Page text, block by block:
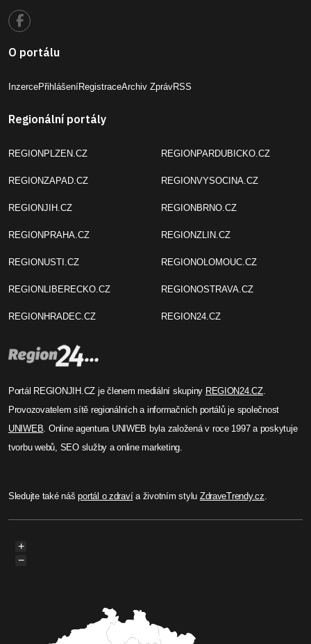
O portálu
InzercePřihlášeníRegistraceArchiv ZprávRSS
Regionální portály
REGIONPLZEN.CZ
REGIONZAPAD.CZ
REGIONJIH.CZ
REGIONPRAHA.CZ
REGIONUSTI.CZ
REGIONLIBERECKO.CZ
REGIONHRADEC.CZ
REGIONPARDUBICKO.CZ
REGIONVYSOCINA.CZ
REGIONBRNO.CZ
REGIONZLIN.CZ
REGIONOLOMOUC.CZ
REGIONOSTRAVA.CZ
REGION24.CZ
Portál REGIONJIH.CZ je členem mediální skupiny REGION24.CZ.
Provozovatelem sítě regionálních a informačních portálů je společnost
UNIWEB. Online agentura UNIWEB byla založená v roce 1997 a poskytuje
tvorbu webů, SEO služby a online marketing.
Sledujte také nášportál o zdravía životním stylu ZdraveTrendy.cz.
+
−